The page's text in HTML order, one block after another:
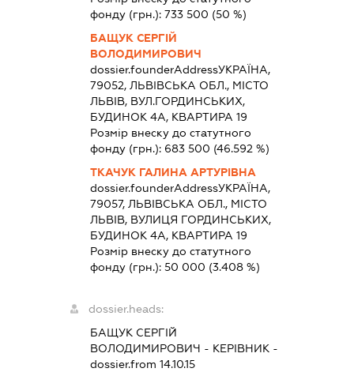
фонду (грн.):733 500 (50 %)
БАЩУК СЕРГІЙ
ВОЛОДИМИРОВИЧ
dossier.founderAddressУКРАЇНА,
79052, ЛЬВІВСЬКА ОБЛ., МІСТО
ЛЬВІВ, ВУЛ.ГОРДИНСЬКИХ,
БУДИНОК 4А, КВАРТИРА 19
Розмір внеску до статутного
фонду (грн.): 683 500 (46.592 %)
ТКАЧУК ГАЛИНА АРТУРІВНА
dossier.founderAddressУКРАЇНА,
79057, ЛЬВІВСЬКА ОБЛ., МІСТО
ЛЬВІВ, ВУЛИЦЯ ГОРДИНСЬКИХ,
БУДИНОК 4А, КВАРТИРА 19
Розмір внеску до статутного
фонду (грн.):50 000 (3.408 %)
dossier.heads:
БАЩУК СЕРГІЙ
ВОЛОДИМИРОВИЧ - КЕРІВНИК -
dossier.from 14.10.15